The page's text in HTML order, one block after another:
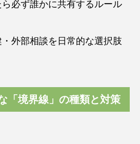
必ず誰かに共有するルール
外部相談を日常的な選択肢
「境界線」の種類と対策